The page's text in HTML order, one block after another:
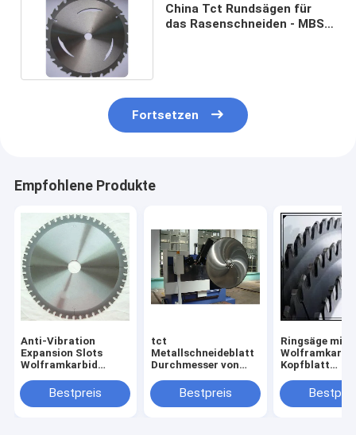
China Tct Rundsägen für
das Rasenschneiden - MBS
Fortsetzen
Empfohlene Produkte
Anti-Vibration
Expansion Slots
Wolframkarbid
Sägeblatt für einen
reibungslosen und
Bestpreis
tct
Metallschneideblatt
Durchmesser von
Körper mit
geräuscharmem
Bestpreis
Ringsäge mit
Kopfblatt
TCT-